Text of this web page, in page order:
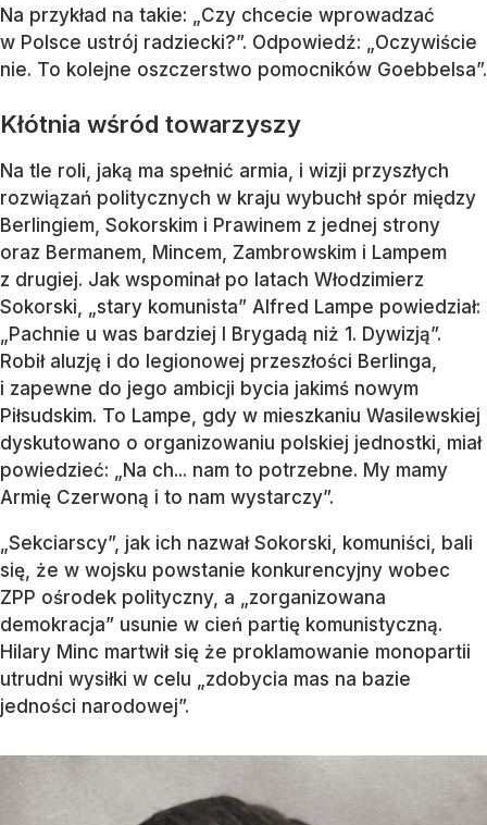
Na przykład na takie: „Czy chcecie wprowadzać
w Polsce ustrój radziecki?”. Odpowiedź: „Oczywiście
nie. To kolejne oszczerstwo pomocników Goebbelsa”.
Kłótnia wśród towarzyszy
Na tle roli, jaką ma spełnić armia, i wizji przyszłych
rozwiązań politycznych w kraju wybuchł spór między
Berlingiem, Sokorskim i Prawinem z jednej strony
oraz Bermanem, Mincem, Zambrowskim i Lampem
z drugiej. Jak wspominał po latach Włodzimierz
Sokorski, „stary komunista” Alfred Lampe powiedział:
„Pachnie u was bardziej I Brygadą niż 1. Dywizją”.
Robił aluzję i do legionowej przeszłości Berlinga,
i zapewne do jego ambicji bycia jakimś nowym
Piłsudskim. To Lampe, gdy w mieszkaniu Wasilewskiej
dyskutowano o organizowaniu polskiej jednostki, miał
powiedzieć: „Na ch... nam to potrzebne. My mamy
Armię Czerwoną i to nam wystarczy”.
„Sekciarscy”, jak ich nazwał Sokorski, komuniści, bali
się, że w wojsku powstanie konkurencyjny wobec
ZPP ośrodek polityczny, a „zorganizowana
demokracja” usunie w cień partię komunistyczną.
Hilary Minc martwił się że proklamowanie monopartii
utrudni wysiłki w celu „zdobycia mas na bazie
jedności narodowej”.